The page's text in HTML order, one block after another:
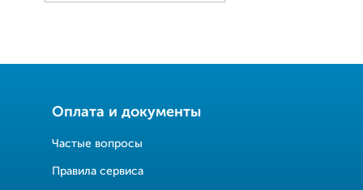
Оплата и документы
Частые вопросы
Правила сервиса